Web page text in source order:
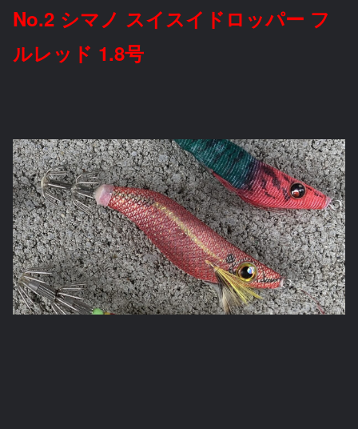
No.2 シマノ スイスイドロッパー フ
ルレッド 1.8号